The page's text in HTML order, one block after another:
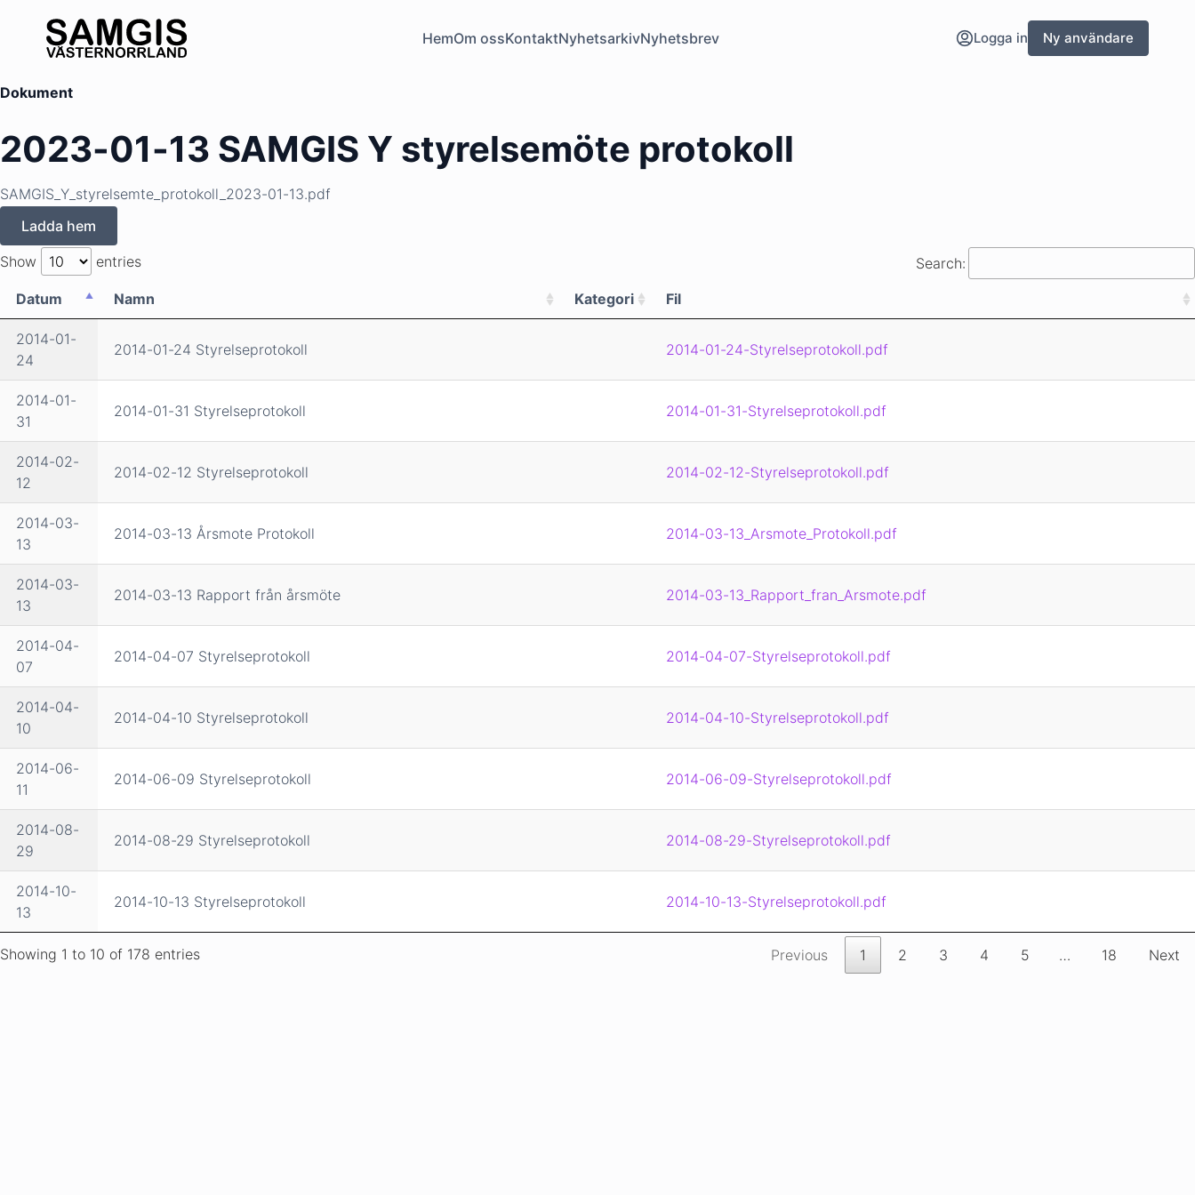
HemOm ossKontaktNyhetsarkivNyhetsbrev Logga in Ny användare
Dokument
2023-01-13 SAMGIS Y styrelsemöte protokoll
SAMGIS_Y_styrelsemte_protokoll_2023-01-13.pdf
Ladda hem
Show
entries
Search:
Datum
Namn Kategori Fil
2014-01-
24
2014-01-24 Styrelseprotokoll 2014-01-24-Styrelseprotokoll.pdf
2014-01-
31
2014-01-31 Styrelseprotokoll 2014-01-31-Styrelseprotokoll.pdf
2014-02-
12
2014-02-12 Styrelseprotokoll 2014-02-12-Styrelseprotokoll.pdf
2014-03-
13
2014-03-13 Årsmote Protokoll 2014-03-13_Arsmote_Protokoll.pdf
2014-03-
13
2014-03-13 Rapport från årsmöte 2014-03-13_Rapport_fran_Arsmote.pdf
2014-04-
07
2014-04-07 Styrelseprotokoll 2014-04-07-Styrelseprotokoll.pdf
2014-04-
10
2014-04-10 Styrelseprotokoll 2014-04-10-Styrelseprotokoll.pdf
2014-06-
11
2014-06-09 Styrelseprotokoll 2014-06-09-Styrelseprotokoll.pdf
2014-08-
29
2014-08-29 Styrelseprotokoll 2014-08-29-Styrelseprotokoll.pdf
2014-10-
13
2014-10-13 Styrelseprotokoll 2014-10-13-Styrelseprotokoll.pdf
Showing 1 to 10 of 178 entries Previous 1 2 3 4 5 … 18 Next